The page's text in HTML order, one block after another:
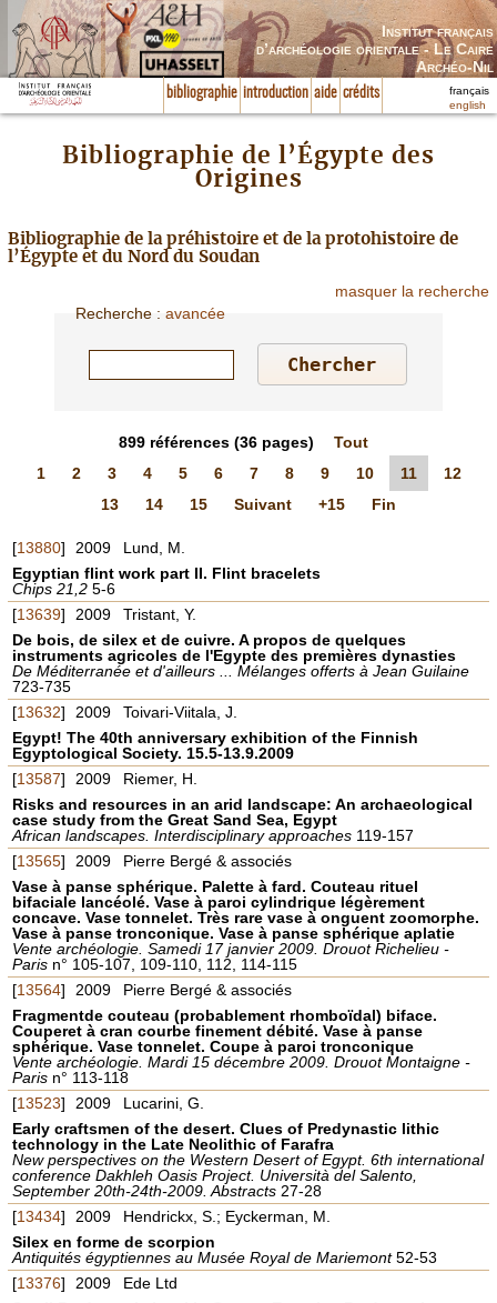
Institut français
d’archéologie orientale - Le Caire
Archéo-Nil
bibliographie introduction aide crédits
français
english
Bibliographie de l’Égypte des
Origines
Bibliographie de la préhistoire et de la protohistoire de
l’Égypte et du Nord du Soudan
masquer la recherche
Recherche :avancée
899 références(36 pages)
Tout
1
2 3 4 5 6 7 8 9 10 11
12
13
14 15 Suivant +15 Fin
[13880] 2009
Lund, M.
Egyptian flint work part II. Flint bracelets
Chips 21,2 5-6
[13639] 2009
Tristant, Y.
De bois, de silex et de cuivre. A propos de quelques
instruments agricoles de l'Egypte des premières dynasties
De Méditerranée et d'ailleurs ... Mélanges offerts à Jean Guilaine
723-735
[13632] 2009
Toivari-Viitala, J.
Egypt! The 40th anniversary exhibition of the Finnish
Egyptological Society. 15.5-13.9.2009
[13587] 2009
Riemer, H.
Risks and resources in an arid landscape: An archaeological
case study from the Great Sand Sea, Egypt
African landscapes. Interdisciplinary approaches 119-157
[13565] 2009
Pierre Bergé & associés
Vase à panse sphérique. Palette à fard. Couteau rituel
bifaciale lancéolé. Vase à paroi cylindrique légèrement
concave. Vase tonnelet. Très rare vase à onguent zoomorphe.
Vase à panse tronconique. Vase à panse sphérique aplatie
Vente archéologie. Samedi 17 janvier 2009. Drouot Richelieu -
Paris n° 105-107, 109-110, 112, 114-115
[13564] 2009
Pierre Bergé & associés
Fragmentde couteau (probablement rhomboïdal) biface.
Couperet à cran courbe finement débité. Vase à panse
sphérique. Vase tonnelet. Coupe à paroi tronconique
Vente archéologie. Mardi 15 décembre 2009. Drouot Montaigne -
Paris n° 113-118
[13523] 2009
Lucarini, G.
Early craftsmen of the desert. Clues of Predynastic lithic
technology in the Late Neolithic of Farafra
New perspectives on the Western Desert of Egypt. 6th international
conference Dakhleh Oasis Project. Università del Salento,
September 20th-24th-2009. Abstracts 27-28
[13434] 2009
Hendrickx, S.; Eyckerman, M.
Silex en forme de scorpion
Antiquités égyptiennes au Musée Royal de Mariemont52-53
[13376] 2009
Ede Ltd